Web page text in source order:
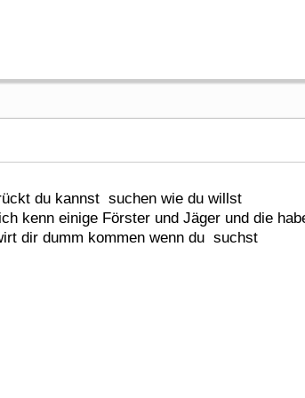
du kannst suchen wie du willst
kenn einige Förster und Jäger und die
dir dumm kommen wenn du suchst